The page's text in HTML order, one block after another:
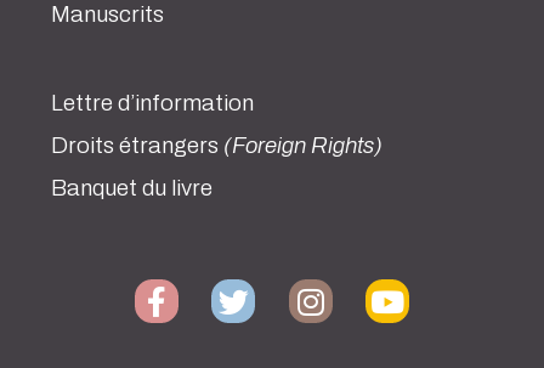
Manuscrits
Lettre d’information
Droits étrangers (Foreign Rights)
Banquet du livre